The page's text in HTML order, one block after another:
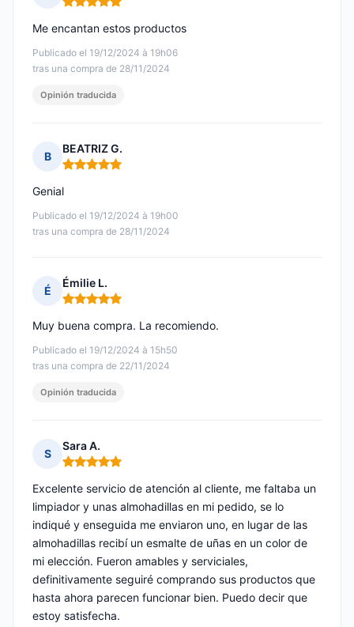
Nota: 5 de 5
Publicado el 19/12/2024 à 19h06
tras una compra de 28/11/2024
Me encantan estos productos
Opinión traducida
B
BEATRIZ G.
Nota: 5 de 5
Publicado el 19/12/2024 à 19h00
tras una compra de 28/11/2024
Genial
É
Émilie L.
Nota: 5 de 5
Publicado el 19/12/2024 à 15h50
tras una compra de 22/11/2024
Muy buena compra. La recomiendo.
Opinión traducida
S
Sara A.
Nota: 5 de 5
Excelente servicio de atención al cliente, me faltaba un
limpiador y unas almohadillas en mi pedido, se lo
indiqué y enseguida me enviaron uno, en lugar de las
almohadillas recibí un esmalte de uñas en un color de
mi elección. Fueron amables y serviciales,
definitivamente seguiré comprando sus productos que
hasta ahora parecen funcionar bien. Puedo decir que
estoy satisfecha.